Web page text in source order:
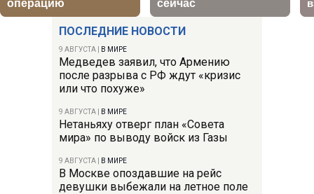
ПОСЛЕДНИЕ НОВОСТИ
9 АВГУСТА В МИРЕ
Медведев заявил, что Армению
после разрыва с РФ ждут «кризис
или что похуже»
9 АВГУСТА В МИРЕ
Нетаньяху отверг план «Совета
мира» по выводу войск из Газы
9 АВГУСТА В МИРЕ
В Москве опоздавшие на рейс
девушки выбежали на летное поле